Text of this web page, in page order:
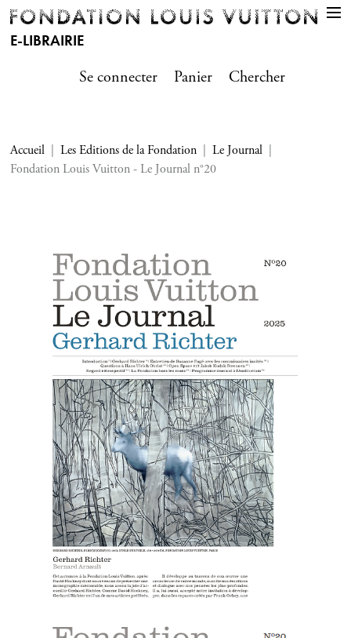
E-LIBRAIRIE
Se connecter
Panier Chercher
Accueil Les Editions de la Fondation
Le Journal
Fondation Louis Vuitton - Le Journal n°20